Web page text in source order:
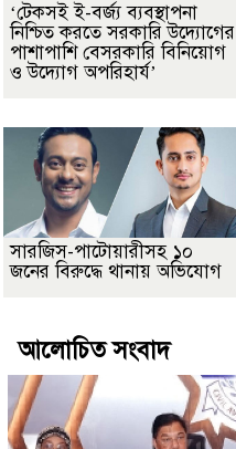
‘টেকসই ই-বর্জ্য ব্যবস্থাপনা
নিশ্চিত করতে সরকারি উদ্যোগের
পাশাপাশি বেসরকারি বিনিয়োগ
ও উদ্যোগ অপরিহার্য’
সারজিস-পাটোয়ারীসহ ১০
জনের বিরুদ্ধে থানায় অভিযোগ
আলোচিত সংবাদ